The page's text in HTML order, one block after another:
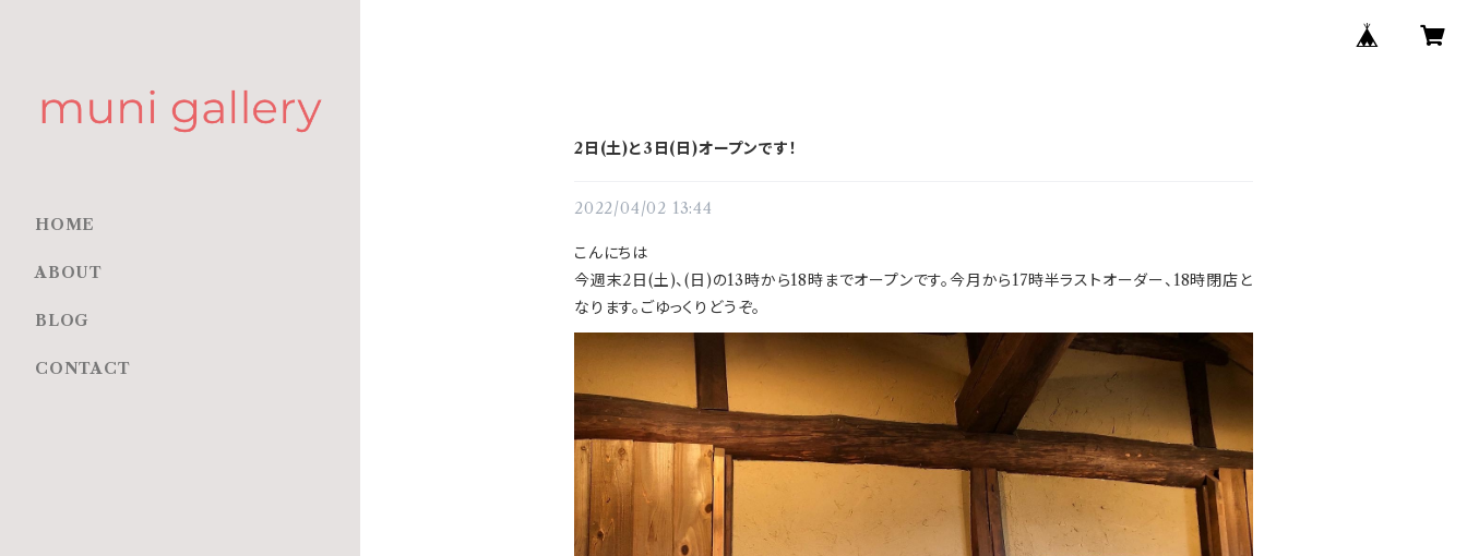
2日(土)と3日(日)オープンです！
2022/04/02 13:44
こんにちは
今週末2日(土)、(日)の13時から18時までオープンです。今月から17時半ラストオーダー、18時閉店と
なります。ごゆっくりどうぞ。
HOME
ABOUT
BLOG
CONTACT